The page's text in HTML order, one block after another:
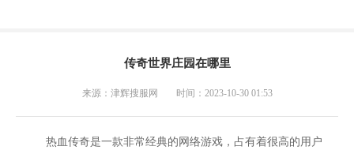
传奇世界庄园在哪里
来源：津辉搜服网 时间：2023-10-30 01:53
热血传奇是一款非常经典的网络游戏，占有着很高的用户